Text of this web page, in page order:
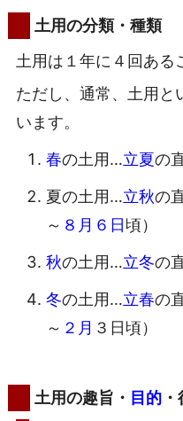
土用の分類・種類
土用は１年に４回ある
ただし、通常、土用と
います。
春の土用…立夏の
夏の土用…立秋の
～ ８月６日頃）
秋の土用…立冬の
冬の土用…立春の
～ ２月 ３日頃）
土用の趣旨・ 目的